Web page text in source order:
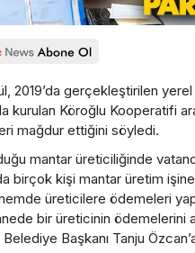
gerçekleştirilen
kurulan Köroğlu Kooperatifi
mağdur ettiğini söyledi.
mantar üreticiliğinde
birçok kişi mantar üretim
üreticilere ödemeleri
bir üreticinin ödemelerini
Başkanı Tanju